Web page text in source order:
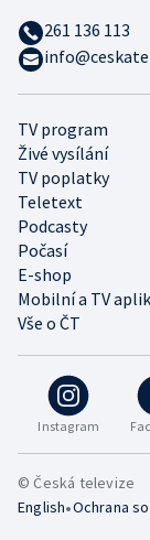
Instagram
TV program
Živé vysílání
TV poplatky
Teletext
Podcasty
Počasí
E-shop
Mobilní a TV
Vše o ČT
261 136 113
© Česká televize
English•Ochrana